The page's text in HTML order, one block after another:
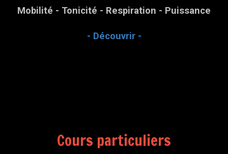
Mobilité - Tonicité - Respiration - Puissance
- Découvrir -
Cours particuliers